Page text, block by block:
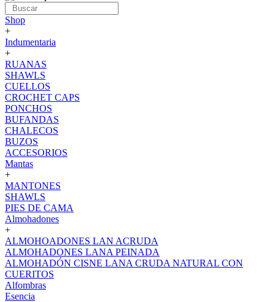
Shop
+
Indumentaria
+
RUANAS
SHAWLS
CUELLOS
CROCHET CAPS
PONCHOS
BUFANDAS
CHALECOS
BUZOS
ACCESORIOS
Mantas
+
MANTONES
SHAWLS
PIES DE CAMA
Almohadones
+
ALMOHOADONES LAN ACRUDA
ALMOHADONES LANA PEINADA
ALMOHADÓN CISNE LANA CRUDA NATURAL CON
CUERITOS
Alfombras
Esencia